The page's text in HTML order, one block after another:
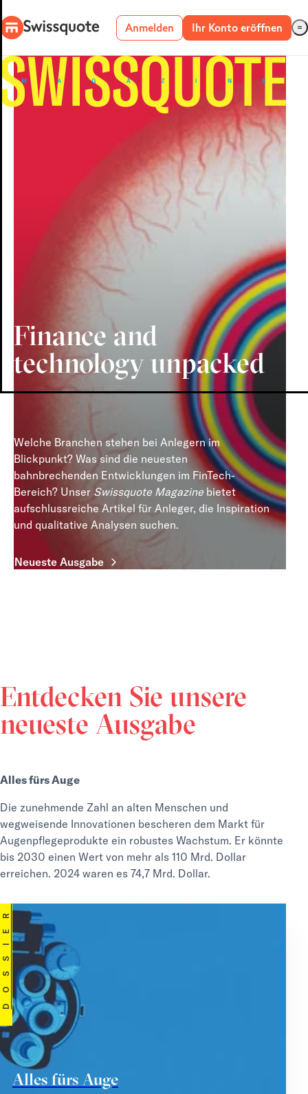
Anmelden
Forex-Plattformen
SMART
PORTFOLIOS
Smart Portfolios
Ihr Konto eröffnen
Finance and
technology unpacked
Welche Branchen stehen bei Anlegern im
Blickpunkt? Was sind die neuesten
bahnbrechenden Entwicklungen im FinTech-
Bereich? Unser Swissquote Magazine bietet
aufschlussreiche Artikel für Anleger, die Inspiration
und qualitative Analysen suchen.
Neueste Ausgabe
Entdecken Sie unsere
neueste Ausgabe
Alles fürs Auge
Die zunehmende Zahl an alten Menschen und
wegweisende Innovationen bescheren dem Markt für
Augenpflegeprodukte ein robustes Wachstum. Er könnte
bis 2030 einen Wert von mehr als 110 Mrd. Dollar
erreichen. 2024 waren es 74,7 Mrd. Dollar.
DOSSIER
Alles fürs Auge